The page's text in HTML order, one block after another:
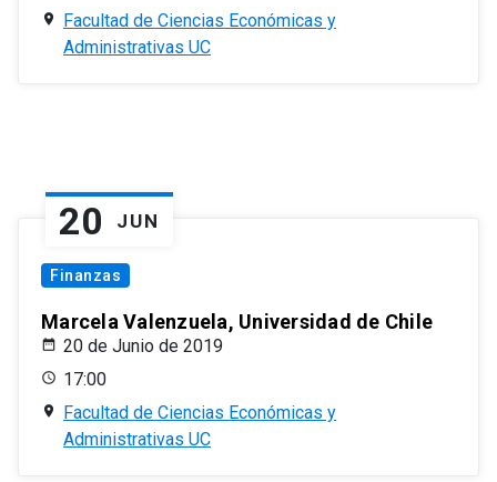
Facultad de Ciencias Económicas y
Administrativas UC
20 JUN
Finanzas
Marcela Valenzuela, Universidad de Chile
20 de Junio de 2019
17:00
Facultad de Ciencias Económicas y
Administrativas UC